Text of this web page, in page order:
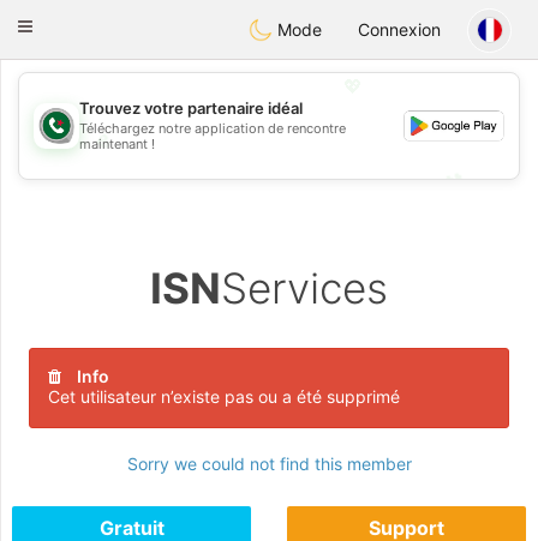
Weshrak
Toggle
Mode Connexion
💖
💕
Trouvez votre partenaire idéal
Téléchargez notre application de rencontre
maintenant !
ISNServices
Info
Cet utilisateur n’existe pas ou a été supprimé
Sorry we could not find this member
Gratuit Support